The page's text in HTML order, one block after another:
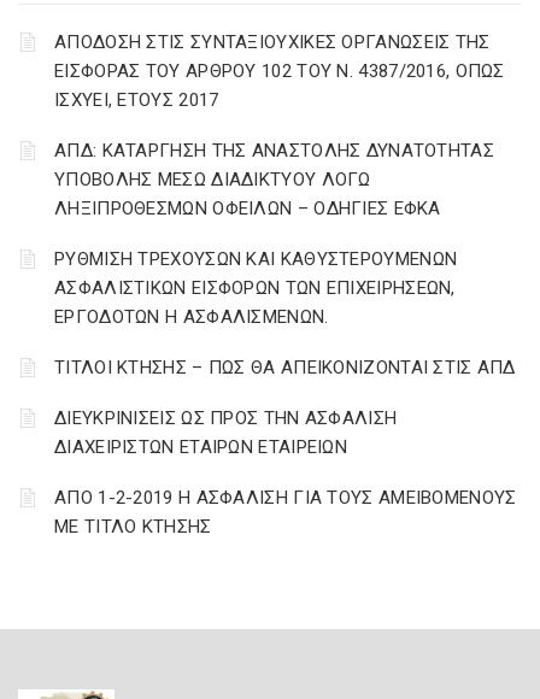
ΑΠΟΔΟΣΗ ΣΤΙΣ ΣΥΝΤΑΞΙΟΥΧΙΚΕΣ ΟΡΓΑΝΩΣΕΙΣ ΤΗΣ
ΕΙΣΦΟΡΑΣ ΤΟΥ ΑΡΘΡΟΥ 102 ΤΟΥ Ν. 4387/2016, ΟΠΩΣ
ΙΣΧΥΕΙ, ΕΤΟΥΣ 2017
ΑΠΔ: ΚΑΤΑΡΓΗΣΗ ΤΗΣ ΑΝΑΣΤΟΛΗΣ ΔΥΝΑΤΟΤΗΤΑΣ
ΥΠΟΒΟΛΗΣ ΜΕΣΩ ΔΙΑΔΙΚΤΥΟΥ ΛΟΓΩ
ΛΗΞΙΠΡΟΘΕΣΜΩΝ ΟΦΕΙΛΩΝ – ΟΔΗΓΙΕΣ ΕΦΚΑ
ΡΥΘΜΙΣΗ ΤΡΕΧΟΥΣΩΝ ΚΑΙ ΚΑΘΥΣΤΕΡΟΥΜΕΝΩΝ
ΑΣΦΑΛΙΣΤΙΚΩΝ ΕΙΣΦΟΡΩΝ ΤΩΝ ΕΠΙΧΕΙΡΗΣΕΩΝ,
ΕΡΓΟΔΟΤΩΝ Η ΑΣΦΑΛΙΣΜΕΝΩΝ.
ΤΙΤΛΟΙ ΚΤΗΣΗΣ – ΠΩΣ ΘΑ ΑΠΕΙΚΟΝΙΖΟΝΤΑΙ ΣΤΙΣ ΑΠΔ
ΔΙΕΥΚΡΙΝΙΣΕΙΣ ΩΣ ΠΡΟΣ ΤΗΝ ΑΣΦΑΛΙΣΗ
ΔΙΑΧΕΙΡΙΣΤΩΝ ΕΤΑΙΡΩΝ ΕΤΑΙΡΕΙΩΝ
ΑΠΟ 1-2-2019 Η ΑΣΦΑΛΙΣΗ ΓΙΑ ΤΟΥΣ ΑΜΕΙΒΟΜΕΝΟΥΣ
ΜΕ ΤΙΤΛΟ ΚΤΗΣΗΣ